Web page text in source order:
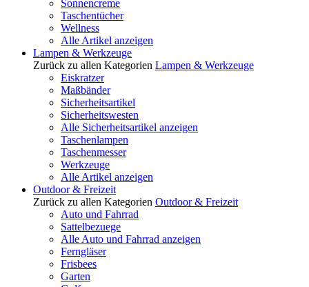
Sonnencreme
Taschentücher
Wellness
Alle Artikel anzeigen
Lampen & Werkzeuge
Zurück zu allen Kategorien Lampen & Werkzeuge
Eiskratzer
Maßbänder
Sicherheitsartikel
Sicherheitswesten
Alle Sicherheitsartikel anzeigen
Taschenlampen
Taschenmesser
Werkzeuge
Alle Artikel anzeigen
Outdoor & Freizeit
Zurück zu allen Kategorien Outdoor & Freizeit
Auto und Fahrrad
Sattelbezuege
Alle Auto und Fahrrad anzeigen
Ferngläser
Frisbees
Garten